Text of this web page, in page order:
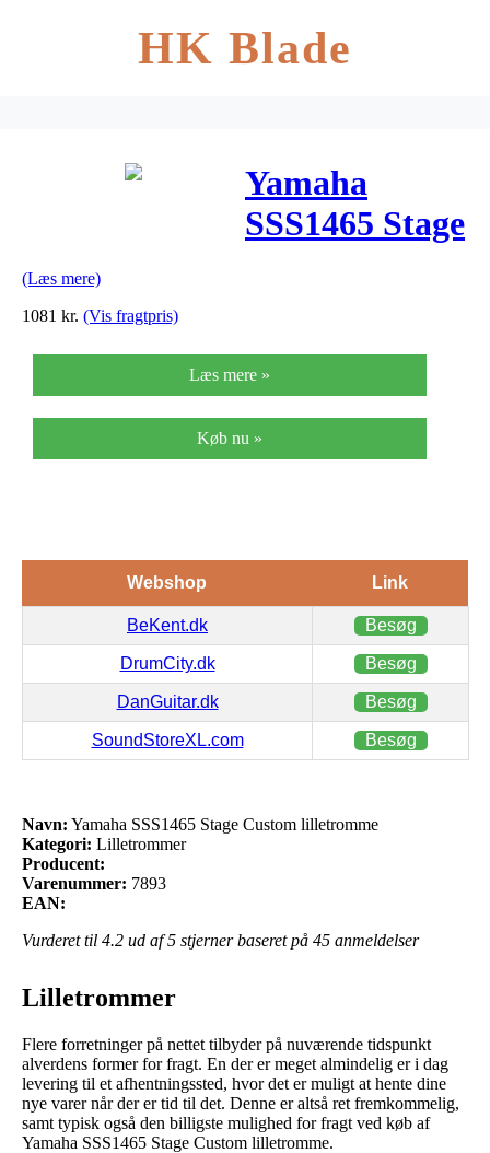
HK Blade
Yamaha
SSS1465 Stage
(Læs mere)
1081 kr. (Vis fragtpris)
Læs mere »
Køb nu »
Webshop Link
BeKent.dk Besøg
DrumCity.dk Besøg
DanGuitar.dk Besøg
SoundStoreXL.com Besøg
Navn: Yamaha SSS1465 Stage Custom lilletromme
Kategori: Lilletrommer
Producent:
Varenummer: 7893
EAN:
Vurderet til 4.2 ud af 5 stjerner baseret på 45 anmeldelser
Lilletrommer
Flere forretninger på nettet tilbyder på nuværende tidspunkt
alverdens former for fragt. En der er meget almindelig er i dag
levering til et afhentningssted, hvor det er muligt at hente dine
nye varer når der er tid til det. Denne er altså ret fremkommelig,
samt typisk også den billigste mulighed for fragt ved køb af
Yamaha SSS1465 Stage Custom lilletromme.